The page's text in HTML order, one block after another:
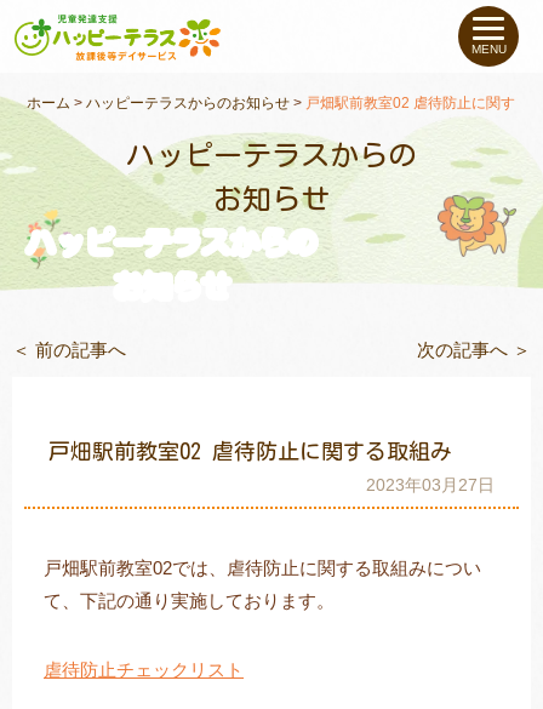
私たちについて
未就学のお子さま（０〜６才）
小学生〜高校生の お子さま
支援事例
MENU
ホーム >ハッピーテラスからのお知らせ > 戸畑駅前教室02 虐待防止に関する
ハッピーテラスからの
お知らせ
ハッピーテラスからの
お知らせ
＜ 前の記事へ 次の記事へ ＞
戸畑駅前教室02 虐待防止に関する取組み
2023年03月27日
戸畑駅前教室02では、虐待防止に関する取組みについ
て、下記の通り実施しております。
虐待防止チェックリスト